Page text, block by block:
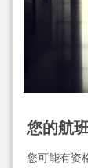
您的航
您可能有资